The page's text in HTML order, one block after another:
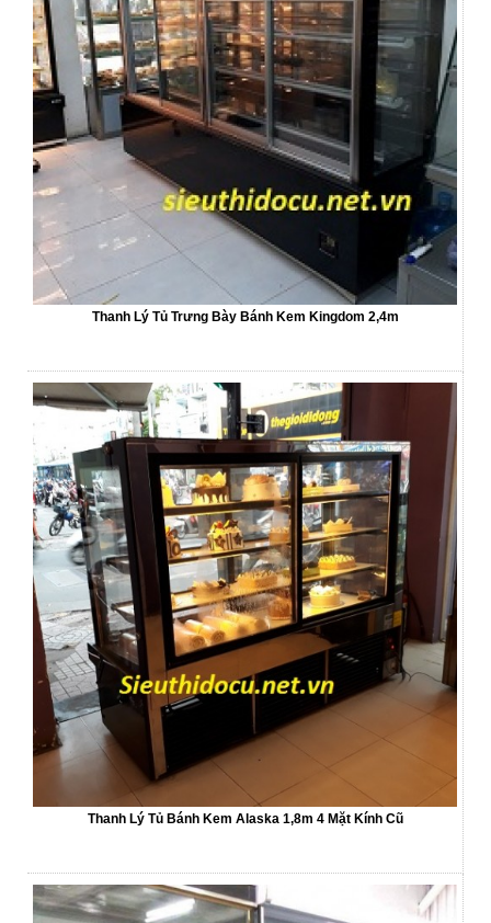
Thanh Lý Tủ Trưng Bày Bánh Kem Kingdom 2,4m
Thanh Lý Tủ Bánh Kem Alaska 1,8m 4 Mặt Kính Cũ